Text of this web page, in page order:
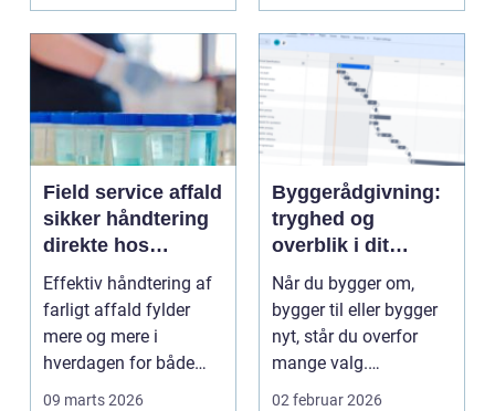
Field service affald
sikker håndtering
direkte hos
virksomheden
Effektiv håndtering af
farligt affald fylder
mere og mere i
hverdagen for både
produktionsvirksomhe
09 marts 2026
Byggerådgivning:
tryghed og
overblik i dit
byggeprojekt
Når du bygger om,
bygger til eller bygger
nyt, står du overfor
mange valg.
Konstruktioner,
02 februar 2026